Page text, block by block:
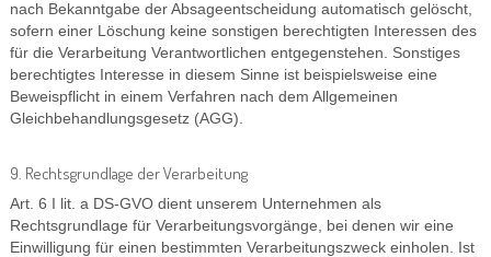
nach Bekanntgabe der Absageentscheidung automatisch gelöscht,
sofern einer Löschung keine sonstigen berechtigten Interessen des
für die Verarbeitung Verantwortlichen entgegenstehen. Sonstiges
berechtigtes Interesse in diesem Sinne ist beispielsweise eine
Beweispflicht in einem Verfahren nach dem Allgemeinen
Gleichbehandlungsgesetz (AGG).
9. Rechtsgrundlage der Verarbeitung
Art. 6 I lit. a DS-GVO dient unserem Unternehmen als
Rechtsgrundlage für Verarbeitungsvorgänge, bei denen wir eine
Einwilligung für einen bestimmten Verarbeitungszweck einholen. Ist